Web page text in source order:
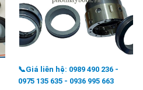
📞Giá liên hệ: 0989 490 236 -
0975 135 635 - 0936 995 663